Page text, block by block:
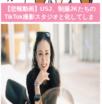
【悲報動画】USJ、制服JKたちの
TikTok撮影スタジオと化してしま
いシュールすぎる光景が広がるｗ
ｗｗ 【Pickup08083030】